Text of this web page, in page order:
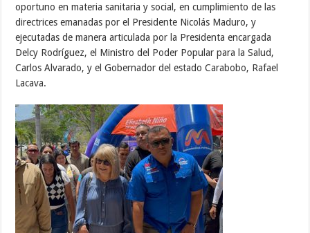
oportuno en materia sanitaria y social, en cumplimiento de las
directrices emanadas por el Presidente Nicolás Maduro, y
ejecutadas de manera articulada por la Presidenta encargada
Delcy Rodríguez, el Ministro del Poder Popular para la Salud,
Carlos Alvarado, y el Gobernador del estado Carabobo, Rafael
Lacava.